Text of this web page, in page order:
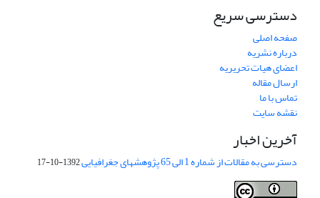
دسترسی سریع
صفحه اصلی
درباره نشریه
اعضای هیات تحریریه
ارسال مقاله
تماس با ما
نقشه سایت
آخرین اخبار
دسترسی به مقالات از شماره 1 الی 65 پژوهشهای جغرافیایی 1392-10-17